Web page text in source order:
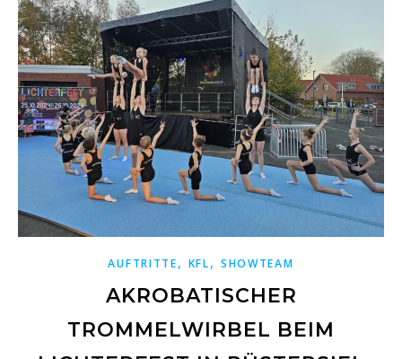
AUFTRITTE, KFL, SHOWTEAM
AKROBATISCHER
TROMMELWIRBEL BEIM